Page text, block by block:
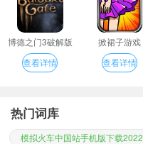
博德之门3破解版
查看详情
掀裙子游戏
查看详情
热门词库
模拟火车中国站手机版下载2022